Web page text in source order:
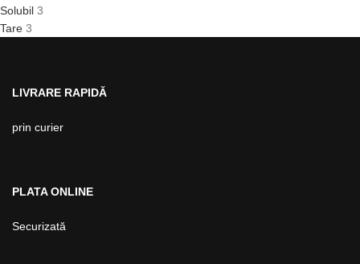
Solubil 3
Tare 3
LIVRARE RAPIDĂ
prin curier
PLATA ONLINE
Securizată